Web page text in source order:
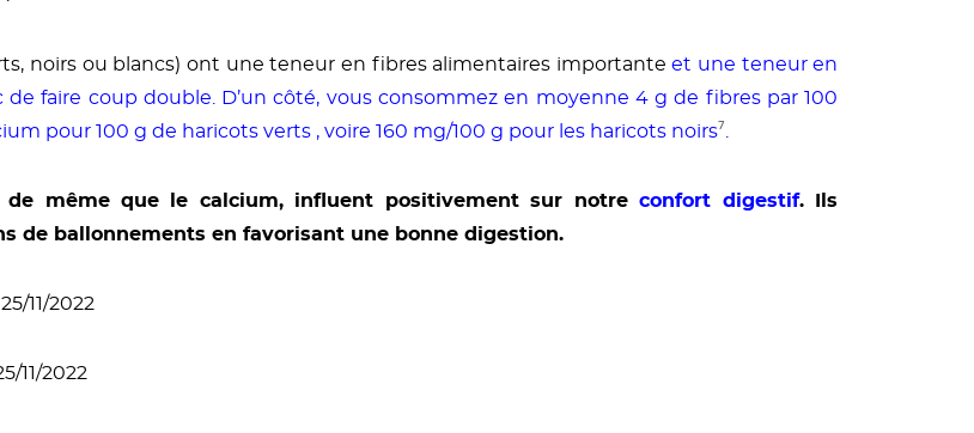
noirs ou blancs) ont une teneur en fibres alimentaires importanteet une teneur en
faire coup double. D’un côté, vous consommez en moyenne 4 g de fibres par 100
pour 100 g de haricots verts , voire 160 mg/100 g pour les haricots noirs⁷.
de même que le calcium, influent positivement sur notreconfort digestif. Ils
de ballonnements en favorisant une bonne digestion.
11/2022
11/2022